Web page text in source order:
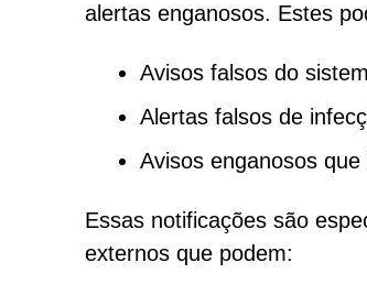
alertas enganosos. Estes
Avisos falsos do
Alertas falsos de
Avisos enganosos
Essas notificações são
externos que podem: